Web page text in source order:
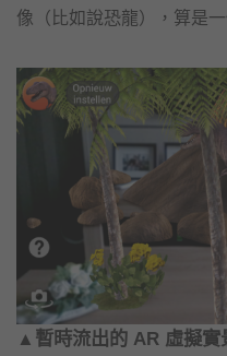
像（比如說恐龍），算是
▲暫時流出的 AR 虛擬實